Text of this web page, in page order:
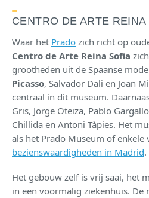
CENTRO DE ARTE REINA
Waar het Prado zich richt op
Centro de Arte Reina Sofia
grootheden uit de Spaanse
Picasso, Salvador Dali en Joan
centraal in dit museum.
Gris, Jorge Oteiza, Pablo
Chillida en Antoni Tàpies. Het
als het Prado Museum of enkele
bezienswaardigheden in Madrid.
Het gebouw zelf is vrij saai, het
in een voormalig ziekenhuis. De